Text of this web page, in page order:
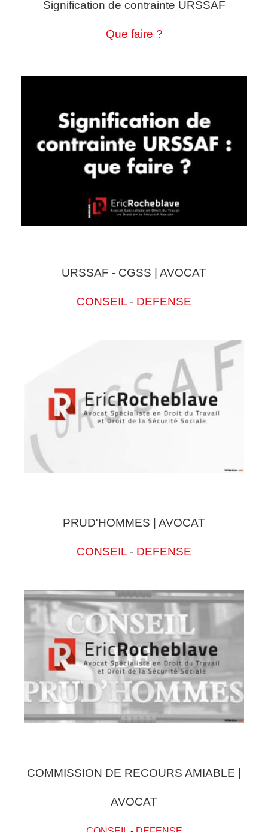
Signification de contrainte URSSAF
Que faire ?
URSSAF - CGSS | AVOCAT
CONSEIL - DEFENSE
PRUD'HOMMES | AVOCAT
CONSEIL - DEFENSE
COMMISSION DE RECOURS AMIABLE |
AVOCAT